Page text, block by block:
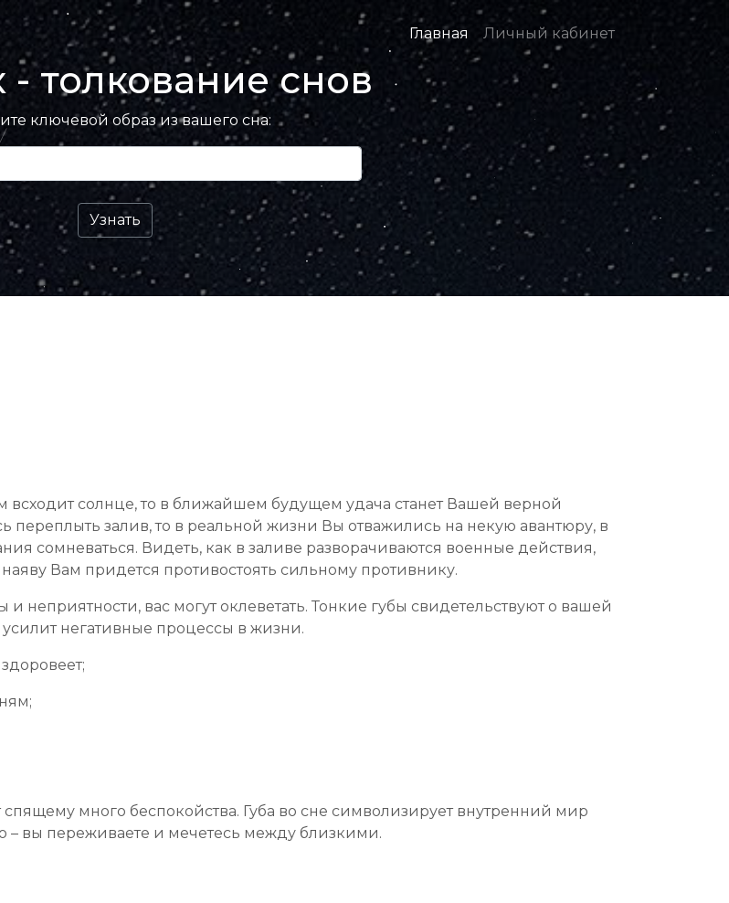
Главная Личный кабинет
толкование снов
ключевой образ из вашего сна:
всходит солнце, то в ближайшем будущем удача станет Вашей верной
переплыть залив, то в реальной жизни Вы отважились на некую авантюру, в
сомневаться. Видеть, как в заливе разворачиваются военные действия,
Вам придется противостоять сильному противнику.
вас могут оклеветать. Тонкие губы свидетельствуют о вашей
негативные процессы в жизни.
много беспокойства. Губа во сне символизирует внутренний мир
– вы переживаете и мечетесь между близкими.